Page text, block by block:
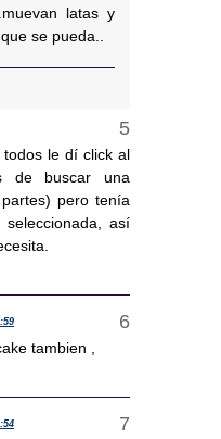
latas y
se pueda..
le dí click al
de buscar una
pero tenía
así
tambien ,